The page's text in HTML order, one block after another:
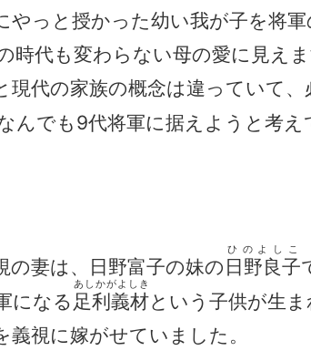
やっと授かった幼い我が子を将
時代も変わらない母の愛に見え
現代の家族の概念は違っていて
んでも9代将軍に据えようと考
の妻は、日野富子の妹の日野良子
ひのよしこ
になる足利義材
あしかがよしき
という子供が生
義視に嫁がせていました。